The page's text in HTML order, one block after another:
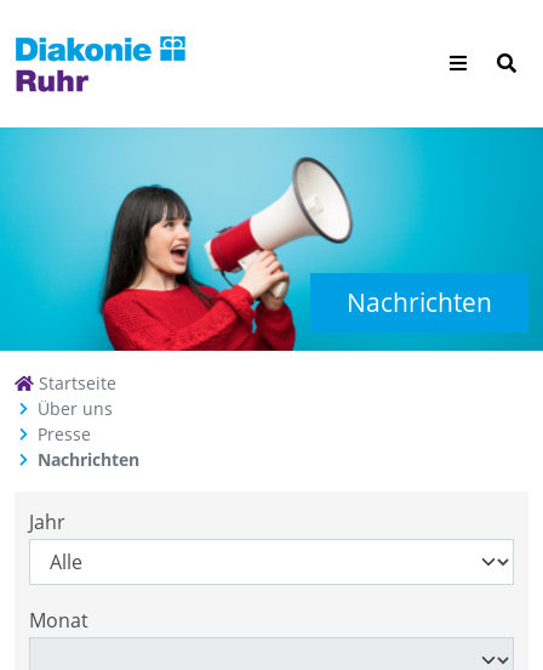
Nachrichten
Startseite
Über uns
Presse
Nachrichten
Jahr
Monat